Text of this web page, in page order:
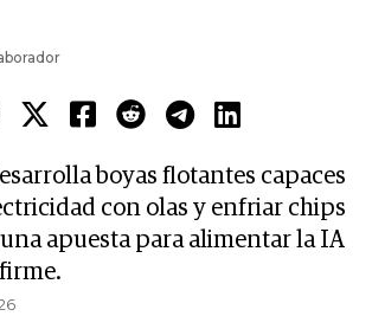
boyas flotantes capaces
con olas y enfriar chips
apuesta para alimentar la IA